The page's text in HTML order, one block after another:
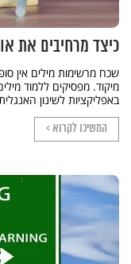
כיצד מרחיבים את
שכח מרשימות מילים אין
מיקוד. מפסיקים ללמוד
באפליקציות לשינון
המשיכו לקרוא >